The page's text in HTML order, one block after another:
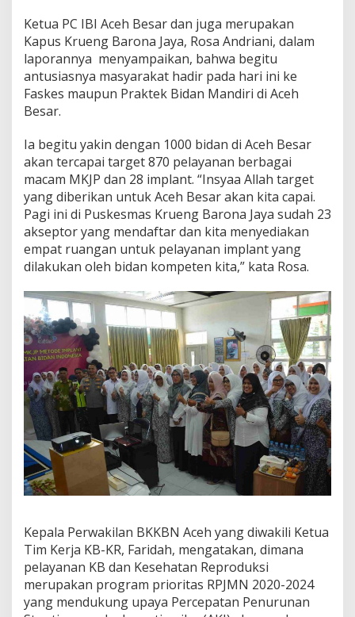
Ketua PC IBI Aceh Besar dan juga merupakan
Kapus Krueng Barona Jaya, Rosa Andriani, dalam
laporannya menyampaikan, bahwa begitu
antusiasnya masyarakat hadir pada hari ini ke
Faskes maupun Praktek Bidan Mandiri di Aceh
Besar.
Ia begitu yakin dengan 1000 bidan di Aceh Besar
akan tercapai target 870 pelayanan berbagai
macam MKJP dan 28 implant. “Insyaa Allah target
yang diberikan untuk Aceh Besar akan kita capai.
Pagi ini di Puskesmas Krueng Barona Jaya sudah 23
akseptor yang mendaftar dan kita menyediakan
empat ruangan untuk pelayanan implant yang
dilakukan oleh bidan kompeten kita,” kata Rosa.
Kepala Perwakilan BKKBN Aceh yang diwakili Ketua
Tim Kerja KB-KR, Faridah, mengatakan, dimana
pelayanan KB dan Kesehatan Reproduksi
merupakan program prioritas RPJMN 2020-2024
yang mendukung upaya Percepatan Penurunan